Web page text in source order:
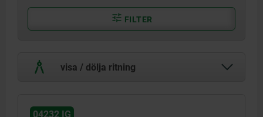
FILTER
visa / dölja ritning
04232 IG